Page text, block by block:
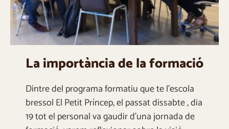
La importància de la formació
Dintre del programa formatiu que te l’escola
bressol El Petit Príncep, el passat dissabte , dia
19 tot el personal va gaudir d’una jornada de